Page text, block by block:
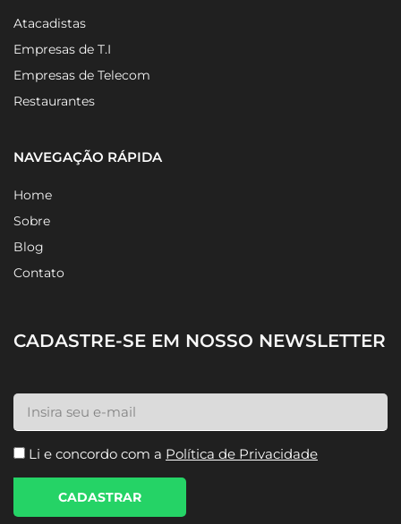
Atacadistas
Empresas de T.I
Empresas de Telecom
Restaurantes
NAVEGAÇÃO RÁPIDA
Home
Sobre
Blog
Contato
CADASTRE-SE EM NOSSO NEWSLETTER
Li e concordo com a Política de Privacidade
CADASTRAR